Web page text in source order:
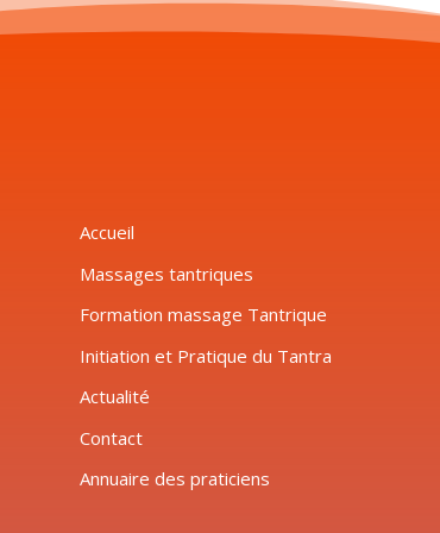
Accueil
Massages tantriques
Formation massage Tantrique
Initiation et Pratique du Tantra
Actualité
Contact
Annuaire des praticiens